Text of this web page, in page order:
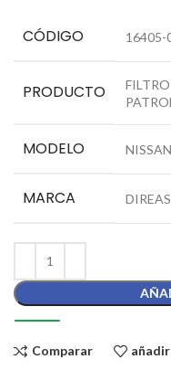
CÓDIGO 16405-
PRODUCTO
PATROL
MODELO NISSAN
MARCA
Comparar